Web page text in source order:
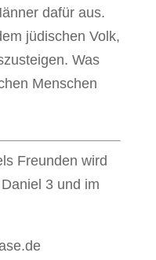
dafür aus.
jüdischen Volk,
Was
Menschen
Freunden wird
3 und im